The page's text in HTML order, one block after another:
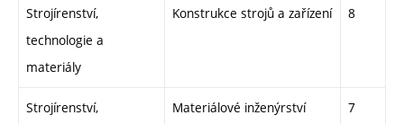
Strojírenství,
technologie a
materiály
Konstrukce strojů a zařízení 8
Strojírenství,
Materiálové inženýrství 7